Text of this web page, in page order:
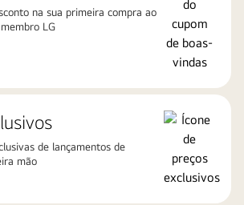
na sua primeira compra ao
LG
de lançamentos de
mão